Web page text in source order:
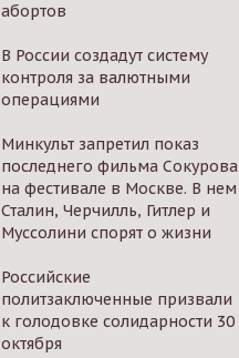
абортов
В России создадут систему
контроля за валютными
операциями
Минкульт запретил показ
последнего фильма Сокурова
на фестивале в Москве. В нем
Сталин, Черчилль, Гитлер и
Муссолини спорят о жизни
Российские
политзаключенные призвали
к голодовке солидарности 30
октября